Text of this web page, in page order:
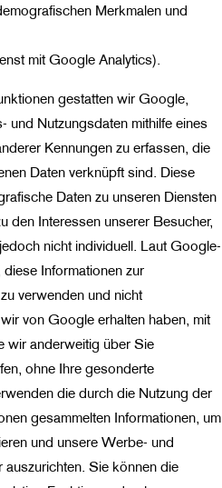
Merkmalen und
mit Google Analytics).
gestatten wir Google,
und Nutzungsdaten mithilfe eines
Kennungen zu erfassen, die
Daten verknüpft sind. Diese
Daten zu unseren Diensten
den Interessen unserer Besucher,
nicht individuell. Laut Google-
Informationen zur
verwenden und nicht
von Google erhalten haben, mit
wir anderweitig über Sie
ohne Ihre gesonderte
die durch die Nutzung der
gesammelten Informationen, um
und unsere Werbe- und
auszurichten. Sie können die